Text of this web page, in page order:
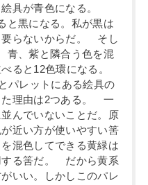
絵具が青色になる。
と黒になる。私が黒は
要らないからだ。 そし
青、紫と隣合う色を混
ると12色環になる。
パレットにある絵具の
た理由は2つある。 一
んでいないことだ。原
近い方が使いやすい筈
混色してできる黄緑は
する筈だ。 だから黄系
いい。しかしこのパレ